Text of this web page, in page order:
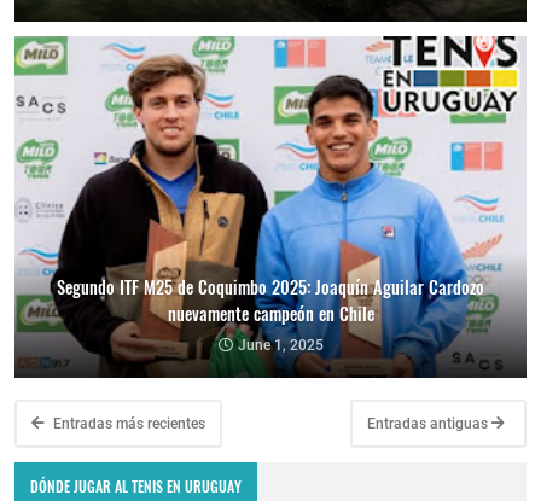
Segundo ITF M25 de Coquimbo 2025: Joaquín Aguilar Cardozo
nuevamente campeón en Chile
June 1, 2025
Entradas más recientes Entradas antiguas
DÓNDE JUGAR AL TENIS EN URUGUAY